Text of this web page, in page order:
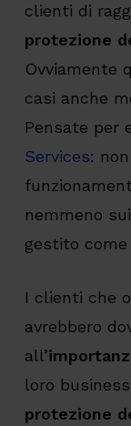
clienti di
protezione
Ovviamente
casi anche
Pensate per
Services:
nemmeno
gestito come
I clienti che
avrebbero
all’
loro
protezione